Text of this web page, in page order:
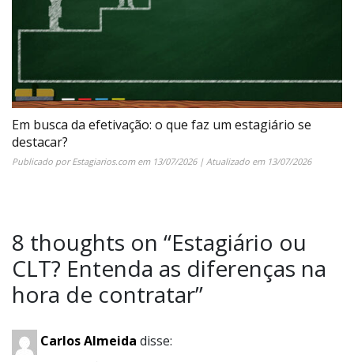
Em busca da efetivação: o que faz um estagiário se
destacar?
Publicado porEstagiarios.comem 13/07/2026| Atualizado em 13/07/2026
8 thoughts on “Estagiário ou
CLT? Entenda as diferenças na
hora de contratar”
Carlos Almeida disse: